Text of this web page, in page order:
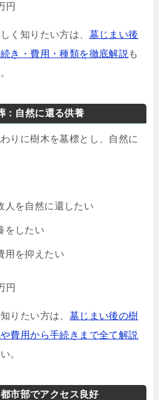
円
く知りたい方は、 墓じまい後
き・費用・種類を徹底解説 も
：自然に還る供養
りに樹木を墓標とし、自然に
人を自然に還したい
をしたい
用を抑えたい
円
りたい方は、 墓じまい後の樹
費用から手続きまで全て解説
。
市部でアクセス良好